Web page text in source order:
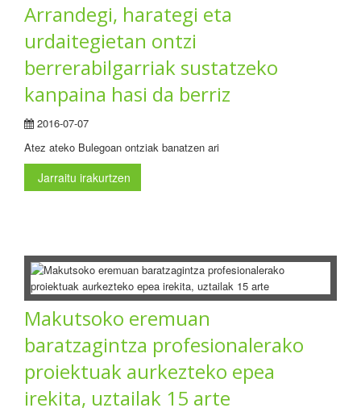
Arrandegi, harategi eta
urdaitegietan ontzi
berrerabilgarriak sustatzeko
kanpaina hasi da berriz
2016-07-07
Atez ateko Bulegoan ontziak banatzen ari
Jarraitu irakurtzen
Makutsoko eremuan
baratzagintza profesionalerako
proiektuak aurkezteko epea
irekita, uztailak 15 arte